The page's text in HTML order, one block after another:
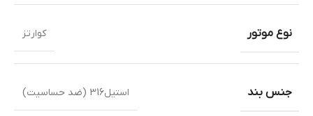
نوع موتور کوارتز
جنس بند استیل316 (ضد حساسیت)